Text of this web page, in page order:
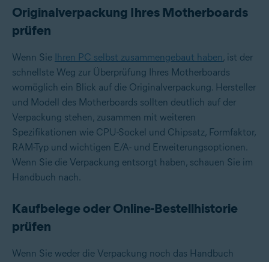
Originalverpackung Ihres Motherboards
prüfen
Wenn Sie Ihren PC selbst zusammengebaut haben , ist der
schnellste Weg zur Überprüfung Ihres Motherboards
womöglich ein Blick auf die Originalverpackung. Hersteller
und Modell des Motherboards sollten deutlich auf der
Verpackung stehen, zusammen mit weiteren
Spezifikationen wie CPU-Sockel und Chipsatz, Formfaktor,
RAM-Typ und wichtigen E/A- und Erweiterungsoptionen.
Wenn Sie die Verpackung entsorgt haben, schauen Sie im
Handbuch nach.
Kaufbelege oder Online-Bestellhistorie
prüfen
Wenn Sie weder die Verpackung noch das Handbuch